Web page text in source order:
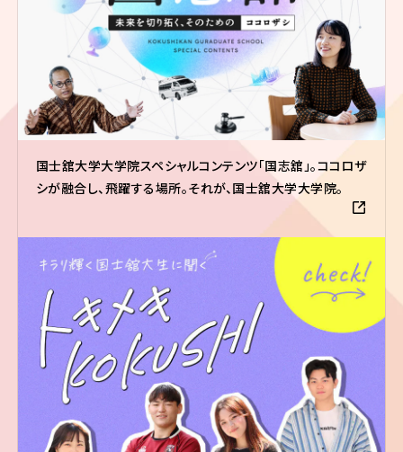
国士舘大学大学院スペシャルコンテンツ「国志舘」。ココロザ
シが融合し、飛躍する場所。それが、国士舘大学大学院。